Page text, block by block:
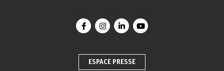
Lien vers le compte Facebook
Lien vers le compte Instagram
Lien vers le compte Linkedin
Lien vers la chaîne
ESPACE PRESSE